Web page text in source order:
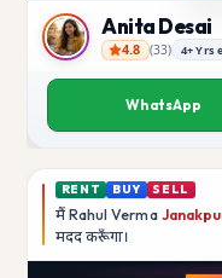
Anita Desai
Anita Desai
4.8 (33) 4+ Yrs
WhatsApp
RENT BUY SELL
मैं Rahul Verma
मददकरूँगा।